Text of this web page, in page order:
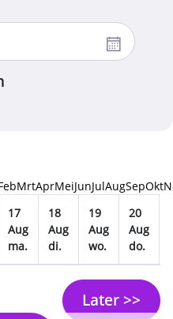
MrtAprMeiJunJulAugSepOkt
17
Aug
ma.
18
Aug
di.
19
Aug
wo.
20
Aug
do.
Later >>